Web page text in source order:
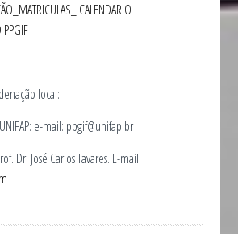
CALENDARIO
local:
e-mail: ppgif@unifap.br
Dr. José Carlos Tavares. E-mail: